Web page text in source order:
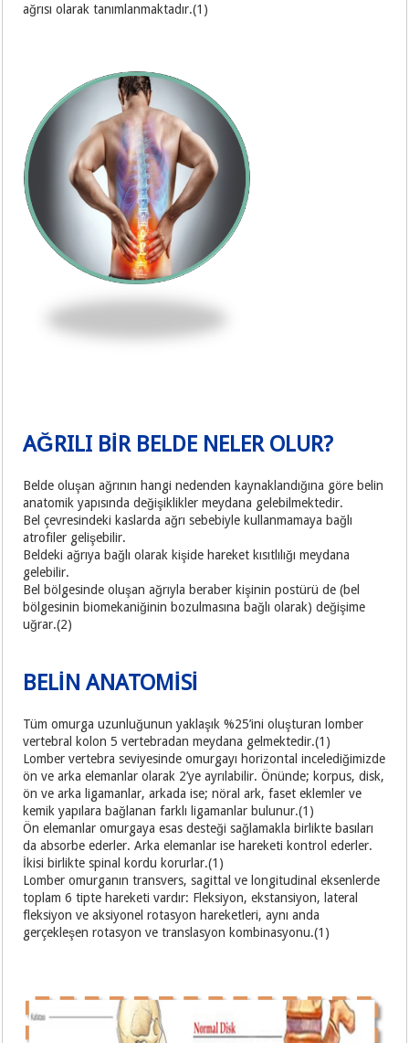
ağrısı olarak tanımlanmaktadır.(1)
AĞRILI BİR BELDE NELER OLUR?
Belde oluşan ağrının hangi nedenden kaynaklandığına göre belin
anatomik yapısında değişiklikler meydana gelebilmektedir.
Bel çevresindeki kaslarda ağrı sebebiyle kullanmamaya bağlı
atrofiler gelişebilir.
Beldeki ağrıya bağlı olarak kişide hareket kısıtlılığı meydana
gelebilir.
Bel bölgesinde oluşan ağrıyla beraber kişinin postürü de (bel
bölgesinin biomekaniğinin bozulmasına bağlı olarak) değişime
uğrar.(2)
BELİN ANATOMİSİ
Tüm omurga uzunluğunun yaklaşık %25’ini oluşturan lomber
vertebral kolon 5 vertebradan meydana gelmektedir.(1)
Lomber vertebra seviyesinde omurgayı horizontal incelediğimizde
ön ve arka elemanlar olarak 2’ye ayrılabilir. Önünde; korpus, disk,
ön ve arka ligamanlar, arkada ise; nöral ark, faset eklemler ve
kemik yapılara bağlanan farklı ligamanlar bulunur.(1)
Ön elemanlar omurgaya esas desteği sağlamakla birlikte basıları
da absorbe ederler. Arka elemanlar ise hareketi kontrol ederler.
İkisi birlikte spinal kordu korurlar.(1)
Lomber omurganın transvers, sagittal ve longitudinal eksenlerde
toplam 6 tipte hareketi vardır: Fleksiyon, ekstansiyon, lateral
fleksiyon ve aksiyonel rotasyon hareketleri, aynı anda
gerçekleşen rotasyon ve translasyon kombinasyonu.(1)